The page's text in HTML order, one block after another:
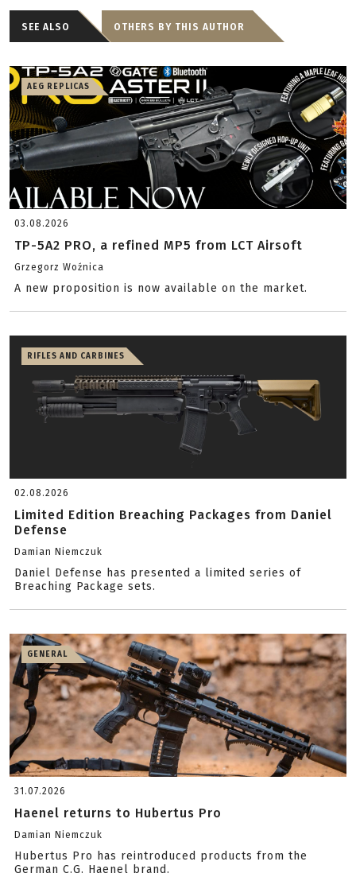
SEE ALSO OTHERS BY THIS AUTHOR
AEG REPLICAS
03.08.2026
TP-5A2 PRO, a refined MP5 from LCT Airsoft
Grzegorz Woźnica
A new proposition is now available on the market.
RIFLES AND CARBINES
02.08.2026
Limited Edition Breaching Packages from Daniel
Defense
Damian Niemczuk
Daniel Defense has presented a limited series of
Breaching Package sets.
GENERAL
31.07.2026
Haenel returns to Hubertus Pro
Damian Niemczuk
Hubertus Pro has reintroduced products from the
German C.G. Haenel brand.